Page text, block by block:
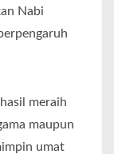
Nabi
meraih
maupun
umat